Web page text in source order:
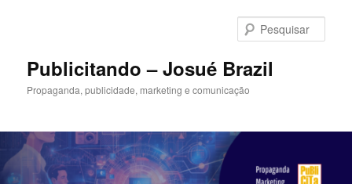
principal
secundárioPublicitando – Josué Brazil
Propaganda, publicidade, marketing e comunicação